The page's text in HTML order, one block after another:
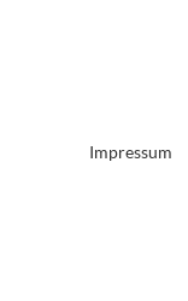
Impressum